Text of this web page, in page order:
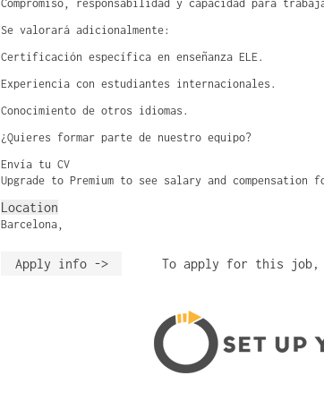
Compromiso, responsabilidad y capacidad para
Se valorará adicionalmente:
Certificación específica en enseñanza ELE.
Experiencia con estudiantes internacionales.
Conocimiento de otros idiomas.
¿Quieres formar parte de nuestro equipo?
Envía tu CV
Upgrade to Premium to see salary and
Location
Barcelona,
Apply info -> To apply for this